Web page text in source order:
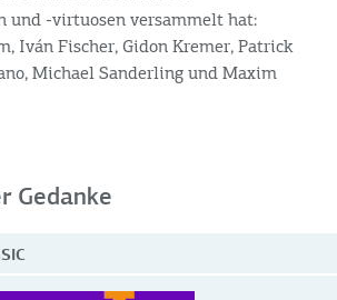
und -virtuosen versammelt hat:
Iván Fischer, Gidon Kremer, Patrick
Michael Sanderling und Maxim
Gedanke